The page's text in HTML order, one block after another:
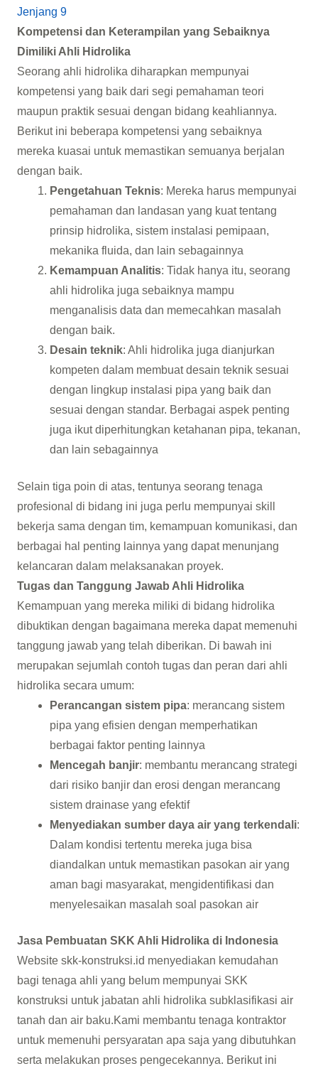
Jenjang 9
Kompetensi dan Keterampilan yang Sebaiknya
Dimiliki Ahli Hidrolika
Seorang ahli hidrolika diharapkan mempunyai
kompetensi yang baik dari segi pemahaman teori
maupun praktik sesuai dengan bidang keahliannya.
Berikut ini beberapa kompetensi yang sebaiknya
mereka kuasai untuk memastikan semuanya berjalan
dengan baik.
Pengetahuan Teknis: Mereka harus mempunyai
pemahaman dan landasan yang kuat tentang
prinsip hidrolika, sistem instalasi pemipaan,
mekanika fluida, dan lain sebagainnya
Kemampuan Analitis: Tidak hanya itu, seorang
ahli hidrolika juga sebaiknya mampu
menganalisis data dan memecahkan masalah
dengan baik.
Desain teknik: Ahli hidrolika juga dianjurkan
kompeten dalam membuat desain teknik sesuai
dengan lingkup instalasi pipa yang baik dan
sesuai dengan standar. Berbagai aspek penting
juga ikut diperhitungkan ketahanan pipa, tekanan,
dan lain sebagainnya
Selain tiga poin di atas, tentunya seorang tenaga
profesional di bidang ini juga perlu mempunyai skill
bekerja sama dengan tim, kemampuan komunikasi, dan
berbagai hal penting lainnya yang dapat menunjang
kelancaran dalam melaksanakan proyek.
Tugas dan Tanggung Jawab Ahli Hidrolika
Kemampuan yang mereka miliki di bidang hidrolika
dibuktikan dengan bagaimana mereka dapat memenuhi
tanggung jawab yang telah diberikan. Di bawah ini
merupakan sejumlah contoh tugas dan peran dari ahli
hidrolika secara umum:
Perancangan sistem pipa: merancang sistem
pipa yang efisien dengan memperhatikan
berbagai faktor penting lainnya
Mencegah banjir: membantu merancang strategi
dari risiko banjir dan erosi dengan merancang
sistem drainase yang efektif
Menyediakan sumber daya air yang terkendali:
Dalam kondisi tertentu mereka juga bisa
diandalkan untuk memastikan pasokan air yang
aman bagi masyarakat, mengidentifikasi dan
menyelesaikan masalah soal pasokan air
Jasa Pembuatan SKK Ahli Hidrolika di Indonesia
Website skk-konstruksi.id menyediakan kemudahan
bagi tenaga ahli yang belum mempunyai SKK
konstruksi untuk jabatan ahli hidrolika subklasifikasi air
tanah dan air baku.Kami membantu tenaga kontraktor
untuk memenuhi persyaratan apa saja yang dibutuhkan
serta melakukan proses pengecekannya. Berikut ini